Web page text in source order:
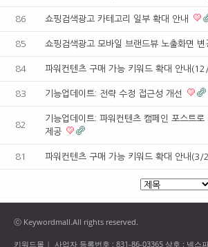
86 쇼핑검색광고 카테고리 일부 확대 안내
85 쇼핑검색광고 모바일 브랜드뷰 노출화면 변
84 파워컨텐츠 구매 가능 키워드 확대 안내
83 기능업데이트: 전략 수정 접근성 개선
82
기능업데이트: 파워컨텐츠 캠페인 포스트
제공
81 파워컨텐츠 구매 가능 키워드 확대 안내(3/
ⓒ Keywordmall.All rights reserved.
키워드몰 | 사업자 등록번호 : 831-86-03365 상호 : 넥스